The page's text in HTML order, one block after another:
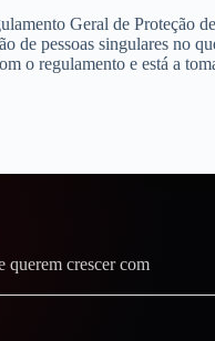
Geral de
pessoas singulares no
o regulamento e está a
querem crescer com